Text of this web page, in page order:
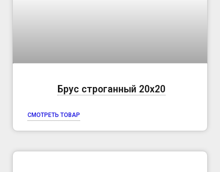
Брус строганный 20х20
СМОТРЕТЬ ТОВАР